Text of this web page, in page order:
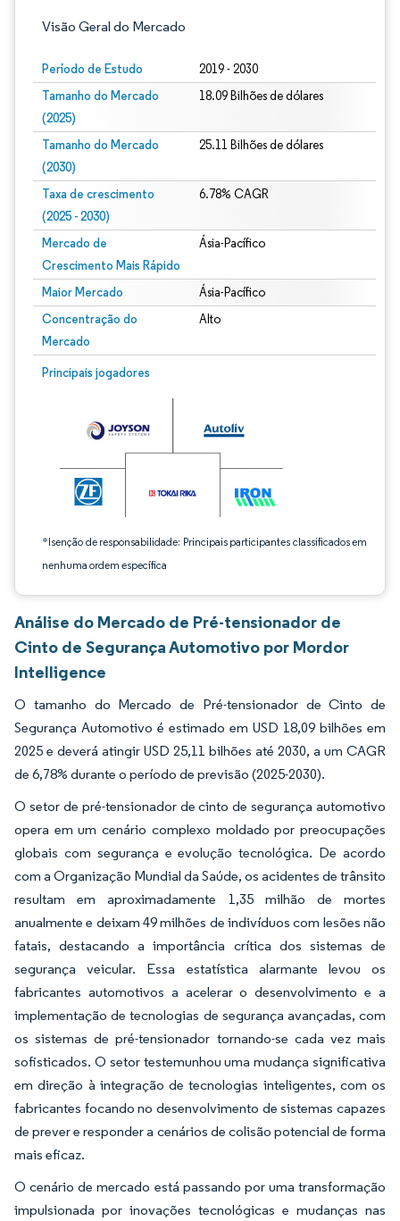
Visão Geral do Mercado
Período de Estudo 2019 - 2030
Tamanho do Mercado
(2025)
18.09 Bilhões de dólares
Tamanho do Mercado
(2030)
25.11 Bilhões de dólares
Taxa de crescimento
(2025 - 2030)
6.78% CAGR
Mercado de
Crescimento Mais Rápido
Ásia-Pacífico
Maior Mercado Ásia-Pacífico
Concentração do
Mercado
Alto
Principais jogadores
*Isenção de responsabilidade: Principais participantes classificados em
nenhuma ordem específica
Imagem © Mordor Intelligence. O reuso requer atribuição conforme CC BY 4.0.
Análise do Mercado de Pré-tensionador de
Cinto de Segurança Automotivo por Mordor
Intelligence
O tamanho do Mercado de Pré-tensionador de Cinto de
Segurança Automotivo é estimado em USD 18,09 bilhões em
2025 e deverá atingir USD 25,11 bilhões até 2030, a um CAGR
de 6,78% durante o período de previsão (2025-2030).
O setor de pré-tensionador de cinto de segurança automotivo
opera em um cenário complexo moldado por preocupações
globais com segurança e evolução tecnológica. De acordo
com a Organização Mundial da Saúde, os acidentes de trânsito
resultam em aproximadamente 1,35 milhão de mortes
anualmente e deixam 49 milhões de indivíduos com lesões não
fatais, destacando a importância crítica dos sistemas de
segurança veicular. Essa estatística alarmante levou os
fabricantes automotivos a acelerar o desenvolvimento e a
implementação de tecnologias de segurança avançadas, com
os sistemas de pré-tensionador tornando-se cada vez mais
sofisticados. O setor testemunhou uma mudança significativa
em direção à integração de tecnologias inteligentes, com os
fabricantes focando no desenvolvimento de sistemas capazes
de prever e responder a cenários de colisão potencial de forma
mais eficaz.
O cenário de mercado está passando por uma transformação
impulsionada por inovações tecnológicas e mudanças nas